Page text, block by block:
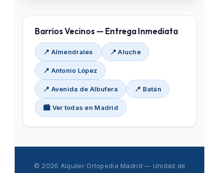
Barrios Vecinos — Entrega Inmediata
📍 Almendrales 📍 Aluche
📍 Antonio López
📍 Avenida de Albufera 📍 Batán
🏙️ Ver todas en Madrid
© 2026 Alquiler Ortopedia Madrid — Unidad de